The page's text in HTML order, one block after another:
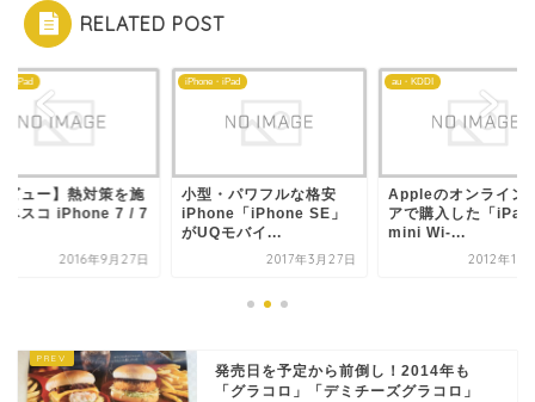
RELATED POST
・iPad
ビュー】熱対策を施
ベスコ iPhone 7 / 7
2016年9月27日
iPhone・iPad
小型・パワフルな格安
iPhone「iPhone SE」
がUQモバイ...
2017年3月27日
au・KDDI
Appleのオンライン
アで購入した「iPad
mini Wi-...
2012年10
発売日を予定から前倒し！2014年も
「グラコロ」「デミチーズグラコロ」